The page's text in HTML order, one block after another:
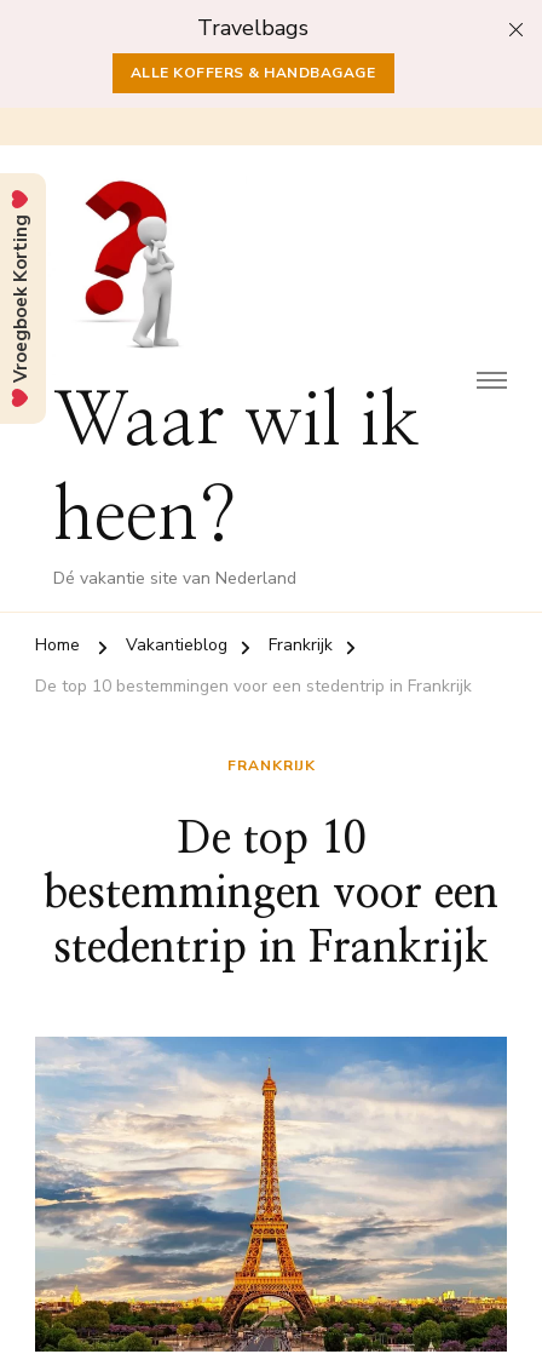
Travelbags
ALLE KOFFERS & HANDBAGAGE
Waar wil ik
heen?
Dé vakantie site van Nederland
Home Vakantieblog
Frankrijk
De top 10 bestemmingen voor een stedentrip in Frankrijk
FRANKRIJK
De top 10
bestemmingen voor een
stedentrip in Frankrijk
Vroegboek Korting